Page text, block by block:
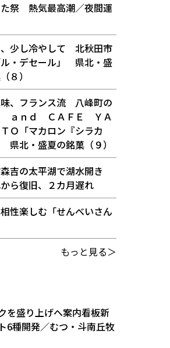
祭 熱気最高潮／夜間運
少し冷やして 北秋田市
・デセール」 県北・盛
８）
、フランス流 八峰町の
ａｎｄ ＣＡＦＥ ＹＡ
Ｏ「マカロン『シラカ
県北・盛夏の銘菓（９）
吉の太平湖で湖水開き
ら復旧、２カ月遅れ
性楽しむ「せんべいさん
もっと見る＞
を盛り上げへ案内看板新
種開発／むつ・斗南丘牧